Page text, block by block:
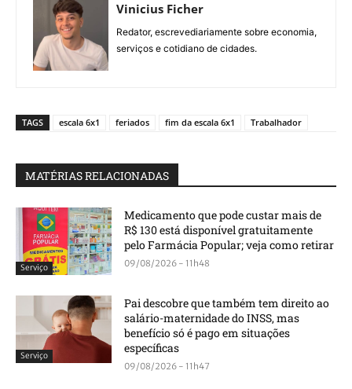
Vinicius Ficher
Redator, escrevediariamente sobre economia,
serviços e cotidiano de cidades.
TAGS escala 6x1 feriados fim da escala 6x1 Trabalhador
MATÉRIAS RELACIONADAS
Serviço
Medicamento que pode custar mais de
R$ 130 está disponível gratuitamente
pelo Farmácia Popular; veja como retirar
09/08/2026 - 11h48
Serviço
Pai descobre que também tem direito ao
salário-maternidade do INSS, mas
benefício só é pago em situações
específicas
09/08/2026 - 11h47